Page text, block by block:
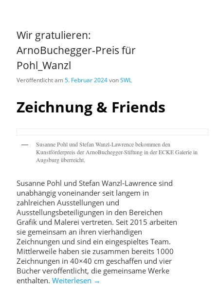
Wir gratulieren:
ArnoBuchegger-Preis für
Pohl_Wanzl
Veröffentlicht am5. Februar 2024vonSWL
Zeichnung & Friends
Susanne Pohl und Stefan Wanzl-Lawrence bekommen den
Kunstförderpreis der ArnoBuchegger-Stiftung in der ECKE Galerie in
Augsburg überreicht.
Susanne Pohl und Stefan Wanzl-Lawrence sind
unabhängig voneinander seit langem in
zahlreichen Ausstellungen und
Ausstellungsbeteiligungen in den Bereichen
Grafik und Malerei vertreten. Seit 2015 arbeiten
sie gemeinsam an ihren vierhändigen
Zeichnungen und sind ein eingespieltes Team.
Mittlerweile haben sie zusammen bereits 1000
Zeichnungen in 40×40 cm geschaffen und vier
Bücher veröffentlicht, die gemeinsame Werke
enthalten.Weiterlesen →